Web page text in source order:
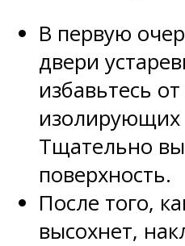
В первую
двери
избавьтесь
изолирующих
Тщательно
поверхность.
После того,
высохнет,